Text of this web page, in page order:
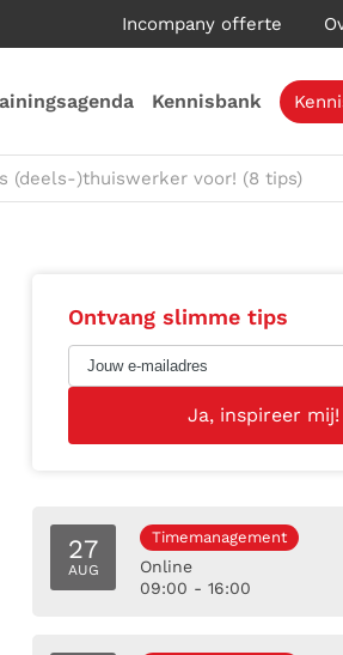
Incompany offerte
Kennisbank
(deels-)thuiswerker voor! (8 tips)
Ontvang slimme tips
27
AUG
Timemanagement
Online
09:00 - 16:00